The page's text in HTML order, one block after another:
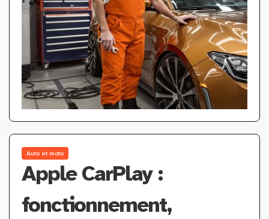
Auto et moto
Apple CarPlay :
fonctionnement,